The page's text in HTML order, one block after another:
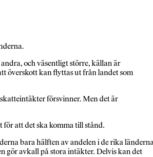
och väsentligt större, källan är
överskott kan flyttas ut från landet som
försvinner. Men det är
att det ska komma till stånd.
bara hälften av andelen i de rika
gör avkall på stora intäkter. Delvis kan det